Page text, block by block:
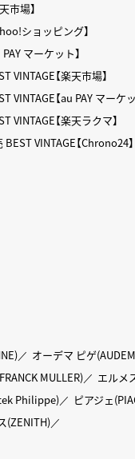
市場】
ショッピング】
マーケット】
VINTAGE【楽天市場】
VINTAGE【au PAY マーケッ
VINTAGE【楽天ラクマ】
VINTAGE【Chrono24】
オーデマ ピゲ
MULLER)
エルメ
Philippe)
ピアジェ
(ZENITH)